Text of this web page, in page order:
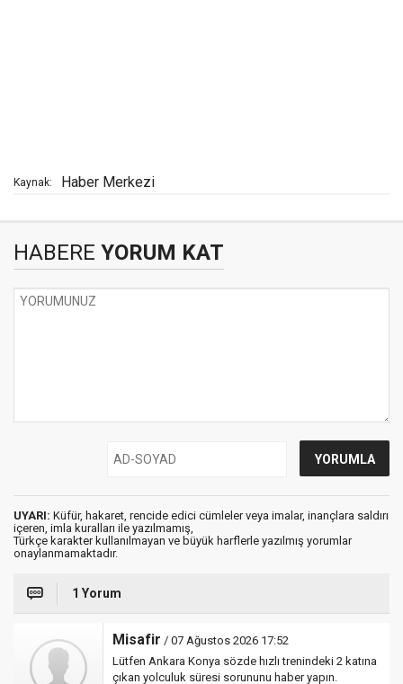
Kaynak: Haber Merkezi
HABERE YORUM KAT
UYARI: Küfür, hakaret, rencide edici cümleler veya imalar, inançlara saldırı
içeren, imla kuralları ile yazılmamış,
Türkçe karakter kullanılmayan ve büyük harflerle yazılmış yorumlar
onaylanmamaktadır.
1 Yorum
Misafir / 07 Ağustos 2026 17:52
Lütfen Ankara Konya sözde hızlı trenindeki 2 katına
çıkan yolculuk süresi sorununu haber yapın.